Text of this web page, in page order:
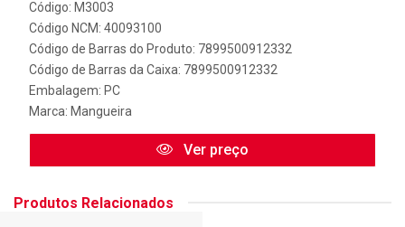
Código: M3003
Código NCM: 40093100
Código de Barras do Produto: 7899500912332
Código de Barras da Caixa: 7899500912332
Embalagem: PC
Marca: Mangueira
Ver preço
Produtos Relacionados